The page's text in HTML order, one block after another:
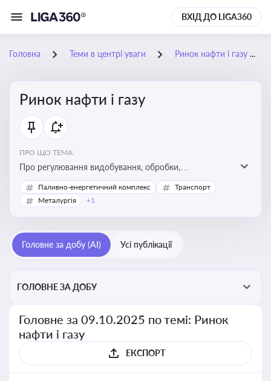
ВХІД ДО LIGA360
Головна Теми в центрі уваги Ринок нафти і газу
Ринок нафти і газу
ПРО ЩО ТЕМА:
Про регулювання видобування, обробки,
транспортування та реалізації нафти й природного
газу, що критично важливо для енергетичної безпеки,
Паливно-енергетичний комплекс
Транспорт
Металургія
+1
Головне за добу (AI) Усі публікації
ГОЛОВНЕ ЗА ДОБУ
Головне за 09.10.2025 по темі: Ринок
нафти і газу
ЕКСПОРТ